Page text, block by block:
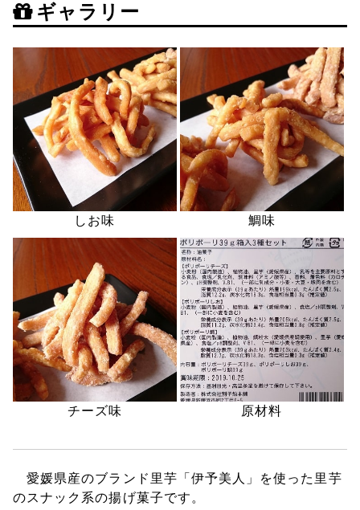
ギャラリー
しお味 鯛味
チーズ味 原材料
愛媛県産のブランド里芋「伊予美人」を使った里芋
のスナック系の揚げ菓子です。